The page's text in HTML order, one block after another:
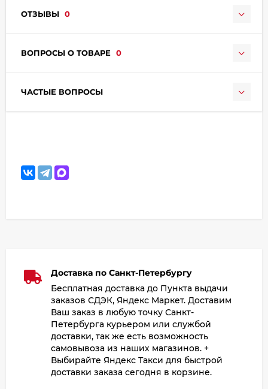
ОТЗЫВЫ 0
ВОПРОСЫ О ТОВАРЕ 0
ЧАСТЫЕ ВОПРОСЫ
Доставка по Санкт-Петербургу
Бесплатная доставка до Пункта выдачи
заказов СДЭК, Яндекс Маркет. Доставим
Ваш заказ в любую точку Санкт-
Петербурга курьером или службой
доставки, так же есть возможность
самовывоза из наших магазинов. +
Выбирайте Яндекс Такси для быстрой
доставки заказа сегодня в корзине.